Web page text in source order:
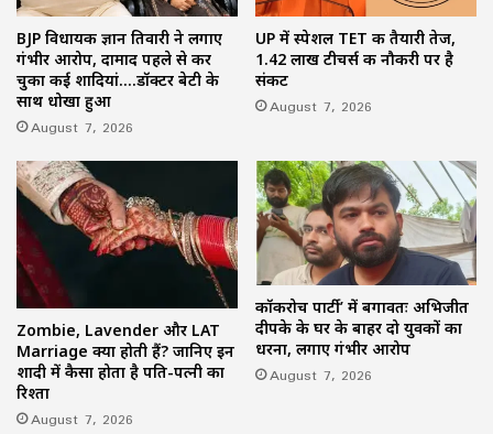
BJP विधायक ज्ञान तिवारी ने लगाए
गंभीर आरोप, दामाद पहले से कर
चुका कई शादियां….डॉक्टर बेटी के
साथ धोखा हुआ
August 7, 2026
UP में स्पेशल TET की तैयारी तेज,
1.42 लाख टीचर्स की नौकरी पर है
संकट
August 7, 2026
Zombie, Lavender और LAT
Marriage क्या होती हैं? जानिए इन
शादी में कैसा होता है पति-पत्नी का
रिश्ता
August 7, 2026
कॉकरोच पार्टी’ में बगावतः अभिजीत
दीपके के घर के बाहर दो युवकों का
धरना, लगाए गंभीर आरोप
August 7, 2026